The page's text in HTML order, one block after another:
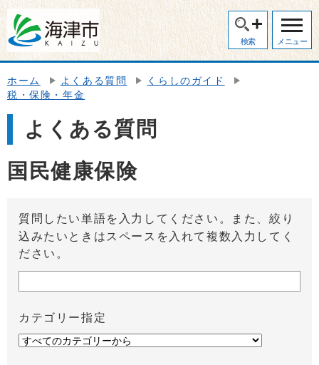
検索 メニュー
ホーム よくある質問
くらしのガイド
税・保険・年金
よくある質問
国民健康保険
質問したい単語を入力してください。また、絞り
込みたいときはスペースを入れて複数入力してく
ださい。
カテゴリー指定